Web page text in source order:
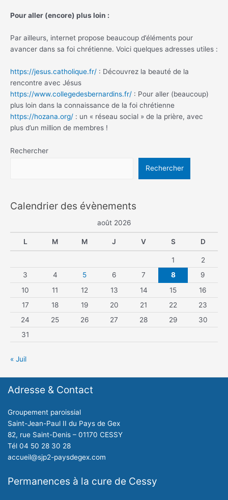
Pour aller (encore) plus loin :
Par ailleurs, internet propose beaucoup d’éléments pour
avancer dans sa foi chrétienne. Voici quelques adresses utiles :
https://jesus.catholique.fr/ : Découvrez la beauté de la
rencontre avec Jésus
https://www.collegedesbernardins.fr/ : Pour aller (beaucoup)
plus loin dans la connaissance de la foi chrétienne
https://hozana.org/ : un « réseau social » de la prière, avec
plus d’un million de membres !
Rechercher
Rechercher
Calendrier des évènements
août 2026
L M M J V S D
1
2
3
4 5 6 7 8
9
10
11 12 13 14 15
16
17
18 19 20 21 22
23
24
25 26 27 28 29
30
31
« Juil
Adresse & Contact
Groupement paroissial
Saint-Jean-Paul II du Pays de Gex
82, rue Saint-Denis – 01170 CESSY
Tél 04 50 28 30 28
accueil@sjp2-paysdegex.com
Permanences à la cure de Cessy